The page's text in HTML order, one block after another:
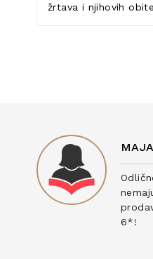
žrtava i njihovih
6*!